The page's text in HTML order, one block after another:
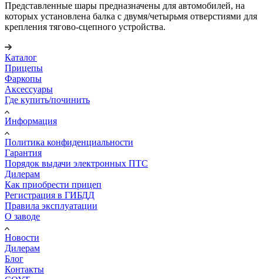
Представленные шары предназначены для автомобилей, на
которых установлена балка с двумя/четырьмя отверстиями для
крепления тягово-сцепного устройства.
Каталог
Прицепы
Фаркопы
Аксессуары
Где купить/починить
Информация
Политика конфиденциальности
Гарантия
Порядок выдачи электронных ПТС
Дилерам
Как приобрести прицеп
Регистрация в ГИБДД
Правила эксплуатации
О заводе
Новости
Дилерам
Блог
Контакты